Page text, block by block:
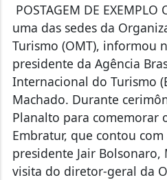
POSTAGEM DE
uma das sedes da
Turismo (OMT), informou
presidente da Agência
Internacional do Turismo
Machado. Durante
Planalto para comemorar
Embratur, que contou
presidente Jair Bolsonaro,
visita do diretor-geral da